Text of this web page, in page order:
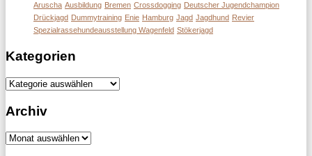
Aruscha Ausbildung Bremen Crossdogging Deutscher Jugendchampion
Drückjagd Dummytraining Enie Hamburg Jagd Jagdhund Revier
Spezialrassehundeausstellung Wagenfeld Stökerjagd
Kategorien
Kategorien
Archiv
Archiv